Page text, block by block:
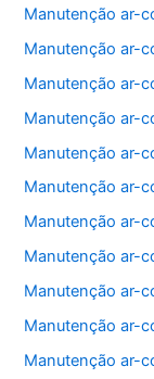
Manutenção ar-
Manutenção ar-
Manutenção ar-
Manutenção ar-
Manutenção ar-
Manutenção ar-
Manutenção ar-
Manutenção ar-
Manutenção ar-
Manutenção ar-
Manutenção ar-